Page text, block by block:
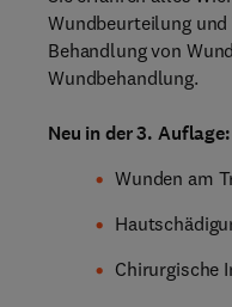
Wundbeurteilung
Behandlung von
Wundbehandlung.
Neu in der 3. Auflage:
Wunden am
Chirurgische